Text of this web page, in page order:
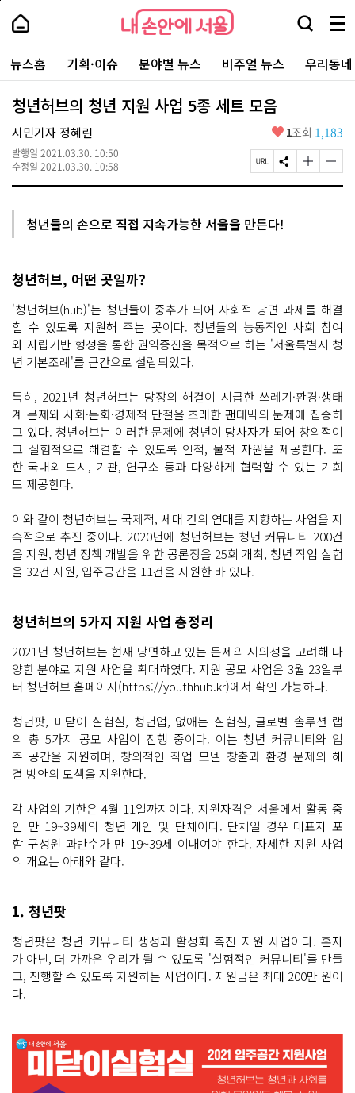
본
로
가
내
손
안
에
서
울
-
서
울
시
대
표
소
포
내
손
에
울
검
창
열
기
메
뉴
전
체
보
주
요
서
뉴스홈 기획·이슈 분야별 뉴스 비주얼 뉴스 우리동
청년허브의 청년 지원 사업 5종 세트 모음
시민기자 정혜린
발행일 2021.03.30. 10:50
수정일 2021.03.30. 10:58
좋
요
1조회 1,183
페
이
R
L
S
N
글
자
글
자
청년들의 손으로 직접 지속가능한 서울을 만든다!
청년허브, 어떤 곳일까?
'청년허브(hub)'는 청년들이 중추가 되어 사회적 당면 과제를 해결
할 수 있도록 지원해 주는 곳이다. 청년들의 능동적인 사회 참여
와 자립기반 형성을 통한 권익증진을 목적으로 하는 '서울특별시 청
년 기본조례'를 근간으로 설립되었다.
특히, 2021년 청년허브는 당장의 해결이 시급한 쓰레기·환경·생태
계 문제와 사회·문화·경제적 단절을 초래한 팬데믹의 문제에 집중하
고 있다. 청년허브는 이러한 문제에 청년이 당사자가 되어 창의적이
고 실험적으로 해결할 수 있도록 인적, 물적 자원을 제공한다. 또
한 국내외 도시, 기관, 연구소 등과 다양하게 협력할 수 있는 기회
도 제공한다.
이와 같이 청년허브는 국제적, 세대 간의 연대를 지향하는 사업을 지
속적으로 추진 중이다. 2020년에 청년허브는 청년 커뮤니티 200건
을 지원, 청년 정책 개발을 위한 공론장을 25회 개최, 청년 직업 실험
을 32건 지원, 입주공간을 11건을 지원한 바 있다.
청년허브의 5가지 지원 사업 총정리
2021년 청년허브는 현재 당면하고 있는 문제의 시의성을 고려해 다
양한 분야로 지원 사업을 확대하였다. 지원 공모 사업은 3월 23일부
터 청년허브 홈페이지(https://youthhub.kr)에서 확인 가능하다.
청년팟, 미닫이 실험실, 청년업, 없애는 실험실, 글로벌 솔루션 랩
의 총 5가지 공모 사업이 진행 중이다. 이는 청년 커뮤니티와 입
주 공간을 지원하며, 창의적인 직업 모델 창출과 환경 문제의 해
결 방안의 모색을 지원한다.
각 사업의 기한은 4월 11일까지이다. 지원자격은 서울에서 활동 중
인 만 19~39세의 청년 개인 및 단체이다. 단체일 경우 대표자 포
함 구성원 과반수가 만 19~39세 이내여야 한다. 자세한 지원 사업
의 개요는 아래와 같다.
1. 청년팟
청년팟은 청년 커뮤니티 생성과 활성화 촉진 지원 사업이다. 혼자
가 아닌, 더 가까운 우리가 될 수 있도록 '실험적인 커뮤니티'를 만들
고, 진행할 수 있도록 지원하는 사업이다. 지원금은 최대 200만 원이
다.
페
상
단
로